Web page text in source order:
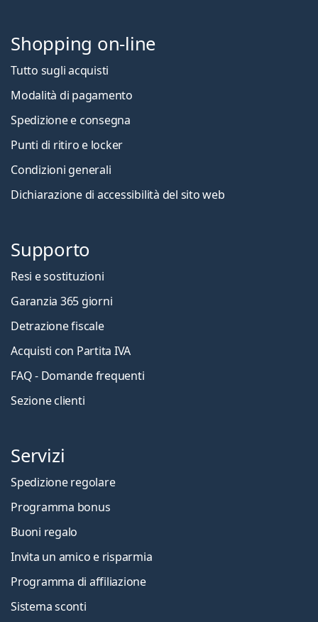
Shopping on-line
Tutto sugli acquisti
Modalità di pagamento
Spedizione e consegna
Punti di ritiro e locker
Condizioni generali
Dichiarazione di accessibilità del sito web
Supporto
Resi e sostituzioni
Garanzia 365 giorni
Detrazione fiscale
Acquisti con Partita IVA
FAQ - Domande frequenti
Sezione clienti
Servizi
Spedizione regolare
Programma bonus
Buoni regalo
Invita un amico e risparmia
Programma di affiliazione
Sistema sconti